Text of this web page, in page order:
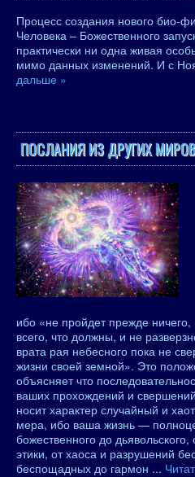
Процесс создания нового био-
Человека – Божественного
практически ни одна живая
мимо данных изменений. И с
дальше »
ПОСЛАНИЯ ИЗ ДРУГИХ
ибо «не пройдет прежде
всего, что должны, и не
врата рая небесного пока не
жизни своей земной». Это
объясняет что
ваших прохождений и
носит характер случайный и
мера, ибо ваша жизнь —
божественного до
этики, от хаоса и разрушений
беспощадных до гармон ...